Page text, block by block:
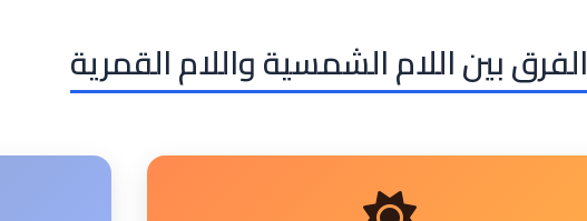
الفرق بين اللام الشمسية واللام القمرية